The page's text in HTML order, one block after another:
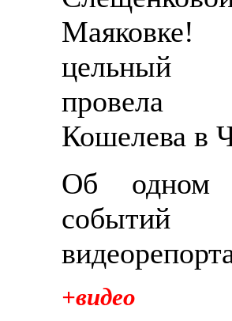
цельный
Кошелева в
Об одном
+видео